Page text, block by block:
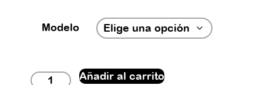
$150
through
Modelo
PublicacionesAñadir al carrito